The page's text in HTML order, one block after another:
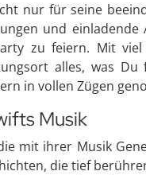
nur für seine
und
zu feiern. Mit
alles, was
in vollen Zügen
Musik
mit ihrer Musik
die tief